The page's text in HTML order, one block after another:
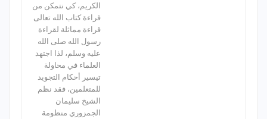
الكريم، كي نتمكن من
قراءة كتاب الله تعالى
قراءة مماثلة لقراءة
رسول الله صلى الله
عليه وسلم، لذا اجتهد
العلماء في محاولة
تيسير أحكام التجويد
للمتعلمين، فقد نظم
الشيخ سليمان
الجمزوري منظومة